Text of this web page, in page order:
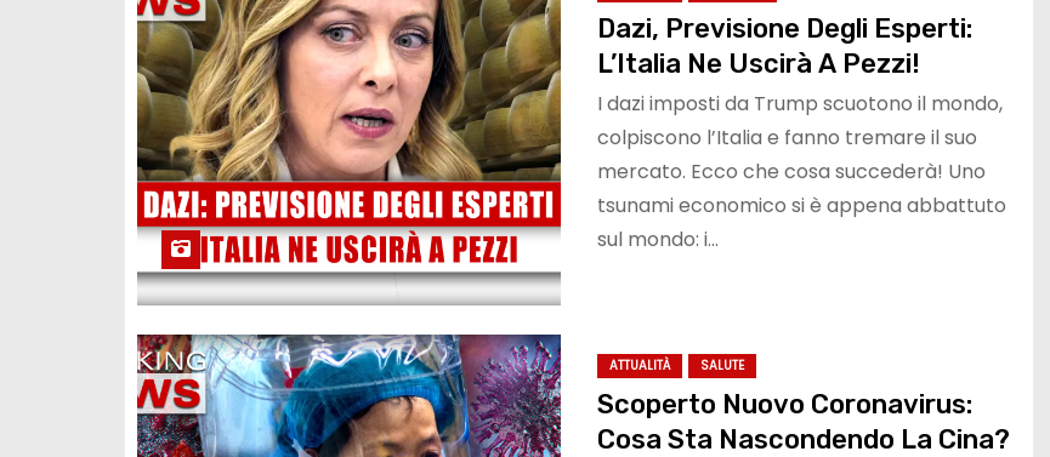
Dazi, Previsione Degli Esperti:
L’Italia Ne Uscirà A Pezzi!
I dazi imposti da Trump scuotono il mondo,
colpiscono l’Italia e fanno tremare il suo
mercato. Ecco che cosa succederà! Uno
tsunami economico si è appena abbattuto
sul mondo: i…
ATTUALITÀ SALUTE
Scoperto Nuovo Coronavirus:
Cosa Sta Nascondendo La Cina?